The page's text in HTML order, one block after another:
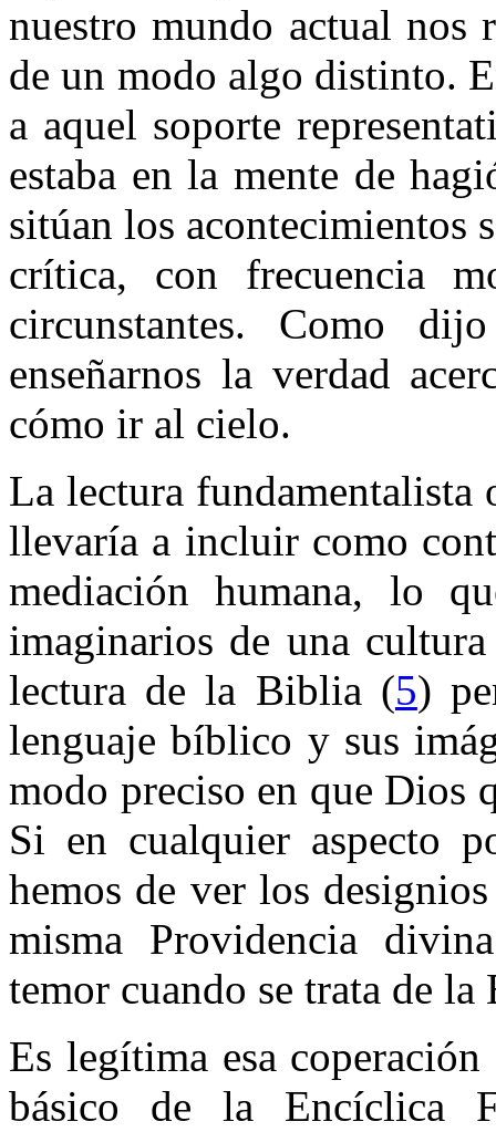
nuestro mundo actual nos
de un modo algo distinto.
a aquel soporte
estaba en la mente de
sitúan los acontecimientos
crítica, con frecuencia
circunstantes. Como
enseñarnos la verdad
cómo ir al cielo.
La lectura
llevaría a incluir como
mediación humana, lo
imaginarios de una
lectura de la Biblia (5)
lenguaje bíblico y sus
modo preciso en que Dios
Si en cualquier aspecto
hemos de ver los
misma Providencia
temor cuando se trata de la
Es legítima esa
básico de la Encíclica